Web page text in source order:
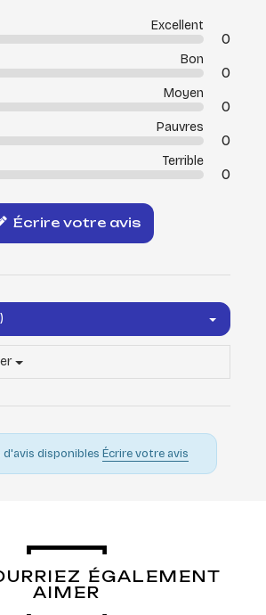
Excellent
0
Bon
0
Moyen
0
Pauvres
0
Terrible
0
Écrire votre avis
d'avis disponibles Écrire votre avis
ÉGALEMENT
AIMER